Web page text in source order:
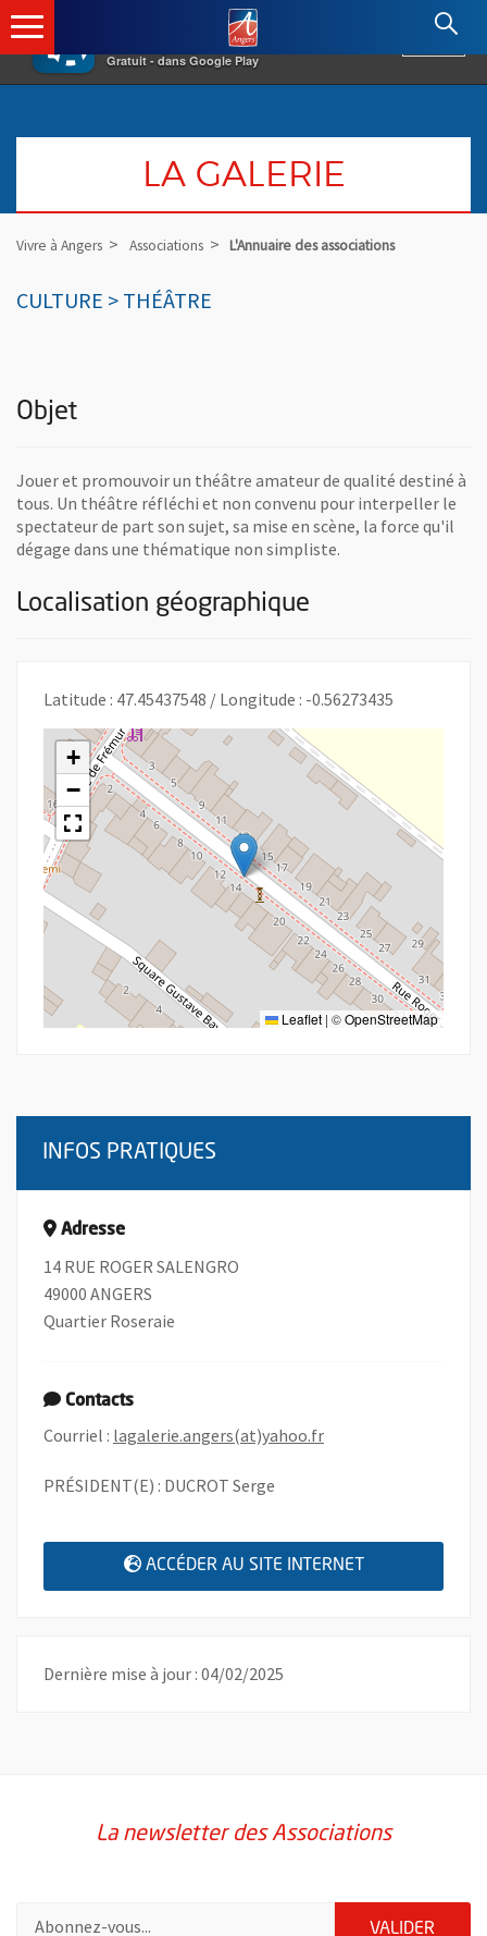
×
Gratuit - dans Google Play
Angers.fr : Retour à l'accueil
LA GALERIE
Vivre à Angers Associations L'Annuaire des associations
CULTURE > THÉÂTRE
Objet
Jouer et promouvoir un théâtre amateur de qualité destiné à
tous. Un théâtre réfléchi et non convenu pour interpeller le
spectateur de part son sujet, sa mise en scène, la force qu'il
dégage dans une thématique non simpliste.
Localisation géographique
Latitude : 47.45437548 / Longitude : -0.56273435
+
−
Leaflet | ©OpenStreetMap
INFOS PRATIQUES
Adresse
14 RUE ROGER SALENGRO
49000 ANGERS
Quartier Roseraie
Contacts
Courriel : lagalerie.angers(at)yahoo.fr, Ouvre une nouvelle
PRÉSIDENT(E) : DUCROT Serge
ACCÉDER AU SITE INTERNET , OUVRE UNE
Dernière mise à jour : 04/02/2025
La newsletter des Associations
VALIDER